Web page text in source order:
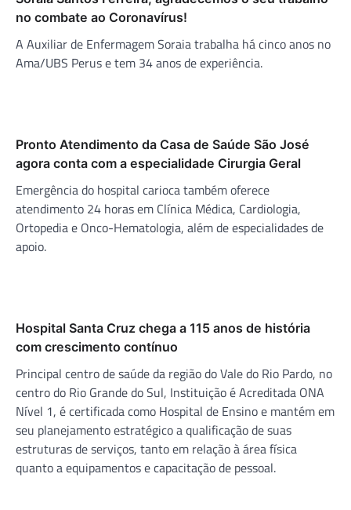
no combate ao Coronavírus!
A Auxiliar de Enfermagem Soraia trabalha há cinco anos no
Ama/UBS Perus e tem 34 anos de experiência.
Pronto Atendimento da Casa de Saúde São José
agora conta com a especialidade Cirurgia Geral
Emergência do hospital carioca também oferece
atendimento 24 horas em Clínica Médica, Cardiologia,
Ortopedia e Onco-Hematologia, além de especialidades de
apoio.
Hospital Santa Cruz chega a 115 anos de história
com crescimento contínuo
Principal centro de saúde da região do Vale do Rio Pardo, no
centro do Rio Grande do Sul, Instituição é Acreditada ONA
Nível 1, é certificada como Hospital de Ensino e mantém em
seu planejamento estratégico a qualificação de suas
estruturas de serviços, tanto em relação à área física
quanto a equipamentos e capacitação de pessoal.